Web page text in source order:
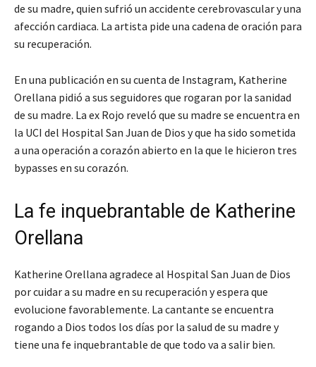
de su madre, quien sufrió un accidente cerebrovascular y una
afección cardiaca. La artista pide una cadena de oración para
su recuperación.
En una publicación en su cuenta de Instagram, Katherine
Orellana pidió a sus seguidores que rogaran por la sanidad
de su madre. La ex Rojo reveló que su madre se encuentra en
la UCI del Hospital San Juan de Dios y que ha sido sometida
a una operación a corazón abierto en la que le hicieron tres
bypasses en su corazón.
La fe inquebrantable de Katherine
Orellana
Katherine Orellana agradece al Hospital San Juan de Dios
por cuidar a su madre en su recuperación y espera que
evolucione favorablemente. La cantante se encuentra
rogando a Dios todos los días por la salud de su madre y
tiene una fe inquebrantable de que todo va a salir bien.